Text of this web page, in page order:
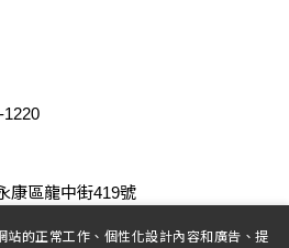
1220
康區龍中街419號
的正常工作、個性化設計內容和廣告、提